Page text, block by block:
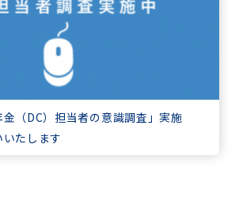
（DC）担当者の意識調査」実施
たします